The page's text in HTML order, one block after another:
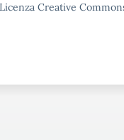
Creative